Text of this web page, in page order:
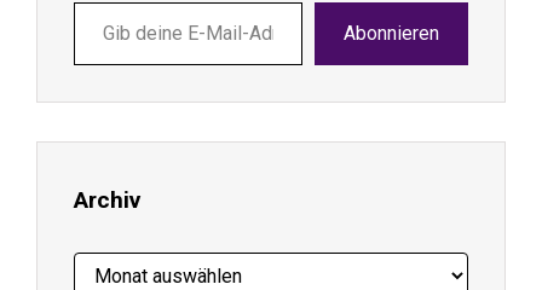
deine
E-
ein ...
Abonnieren
Archiv
Archiv